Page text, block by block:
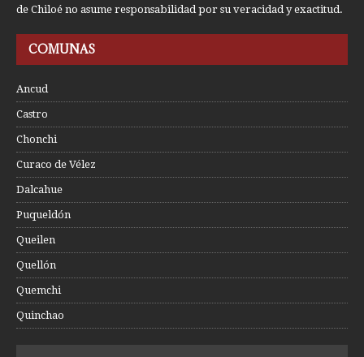
de Chiloé no asume responsabilidad por su veracidad y exactitud.
COMUNAS
Ancud
Castro
Chonchi
Curaco de Vélez
Dalcahue
Puqueldón
Queilen
Quellón
Quemchi
Quinchao